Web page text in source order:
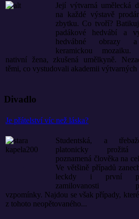
Její výtvarná umělecká
na každé výstavě
zbytku. Co tvoří?
padákové hedvábí a
hedvábné obrazy
keramickou
nativní žena, zkušená umělkyně.
těmi, co vystudovali akademii výtvarných
Divadlo
Je přátelství víc než láska?
Studentská, a
platonicky prožitá
poznamená člověka na
Ve většině případů
leckdy i první
zamilovanosti
vzpomínky. Najdou se však případy,
z tohoto neopětovaného...